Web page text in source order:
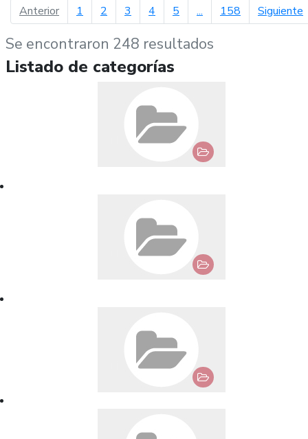
Anteriorpágina anterior
1 2 3 4 5 ... 158 Siguiente
Se encontraron 248 resultados
Listado de categorías